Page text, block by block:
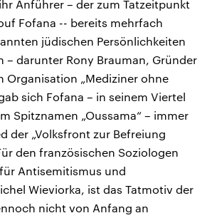
Anführer – der zum Tatzeitpunkt
Fofana -- bereits mehrfach
jüdischen Persönlichkeiten
– darunter Rony Brauman, Gründer
Organisation „Mediziner ohne
sich Fofana – in seinem Viertel
Spitznamen „Oussama“ – immer
der „Volksfront zur Befreiung
den französischen Soziologen
Antisemitismus und
Wieviorka, ist das Tatmotiv der
nicht von Anfang an